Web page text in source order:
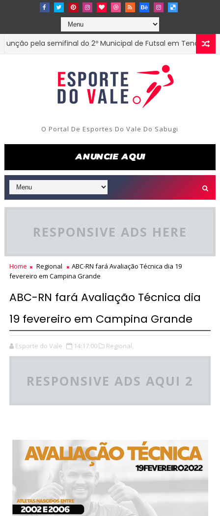
pela semifinal do 2º Municipal de Futsal em Tenório-PB
O Portal De Esportes Do Vale Do Sabugi
RESPONSIVE ADS HERE
Home Regional
ABC-RN fará Avaliação Técnica dia 19
fevereiro em Campina Grande
ABC-RN fará Avaliação Técnica dia
19 fevereiro em Campina Grande
Esporte do Vale 14:17:00 Regional,
RESPONSIVE ADS AQUI 2